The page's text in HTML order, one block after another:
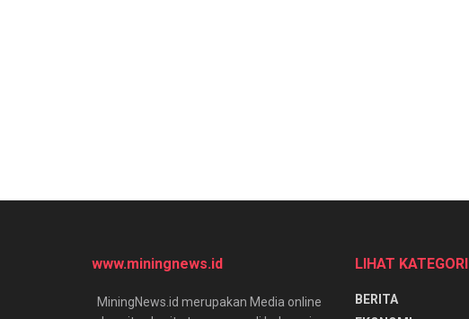
www.miningnews.id
MiningNews.id merupakan Media online
LIHAT KATEGORI
BERITA